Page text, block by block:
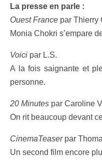
La presse en parle :
Ouest France par Thierry
Monia Chokri s’empare
Voici par L.S.
A la fois saignante et
personne.
20 Minutes par Caroline
On rit beaucoup devant
CinemaTeaserpar
Un second film encore